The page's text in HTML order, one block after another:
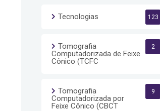
Tecnologias 123
Tomografia
Computadorizada de Feixe
Cônico (TCFC
2
Tomografia
Computadorizada por
Feixe Cônico (CBCT
9